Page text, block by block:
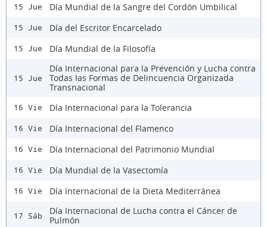
15 Jue Día Mundial de la Sangre del Cordón Umbilical
15 Jue Día del Escritor Encarcelado
15 Jue Día Mundial de la Filosofía
15 Jue
Día Internacional para la Prevención y Lucha contra
Todas las Formas de Delincuencia Organizada
Transnacional
16 Vie Día Internacional para la Tolerancia
16 Vie Día Internacional del Flamenco
16 Vie Día Internacional del Patrimonio Mundial
16 Vie Día Mundial de la Vasectomía
16 Vie Día Internacional de la Dieta Mediterránea
17 Sáb
Día Internacional de Lucha contra el Cáncer de
Pulmón